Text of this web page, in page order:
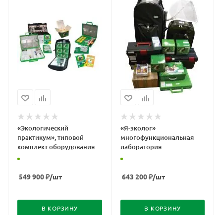
«Экологический
практикум», типовой
комплект оборудования
549 900₽/шт
В КОРЗИНУ
«Я-эколог»
многофункциональная
лаборатория
643 200₽/шт
В КОРЗИНУ